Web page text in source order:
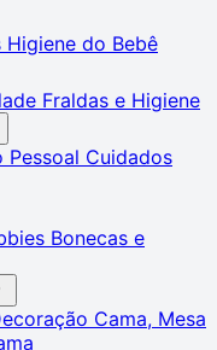
Higiene do Bebê
Fraldas e Higiene
Pessoal Cuidados
Bonecas e
Cama, Mesa